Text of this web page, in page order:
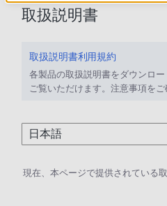
取扱説明書
取扱説明書利用規約
各製品の取扱説明書をダウンロー
ご覧いただけます。注意事項を
現在、本ページで提供されている